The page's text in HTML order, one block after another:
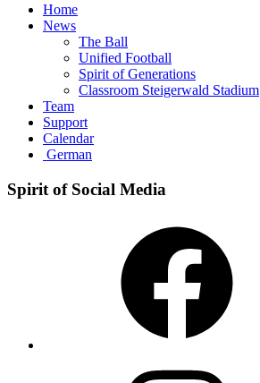
Home
News
The Ball
Unified Football
Spirit of Generations
Classroom Steigerwald Stadium
Team
Support
Calendar
German
Spirit of Social Media